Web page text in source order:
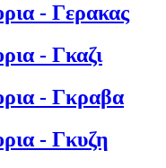
- Γερακας
- Γκαζι
- Γκραβα
- Γκυζη